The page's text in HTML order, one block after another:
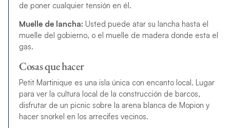
de poner cualquier tensión en él.
Muelle de lancha: Usted puede atar su lancha hasta el
muelle del gobierno, o el muelle de madera donde esta el
gas.
Cosas que hacer
Petit Martinique es una isla única con encanto local. Lugar
para ver la cultura local de la construcción de barcos,
disfrutar de un picnic sobre la arena blanca de Mopion y
hacer snorkel en los arrecifes vecinos.